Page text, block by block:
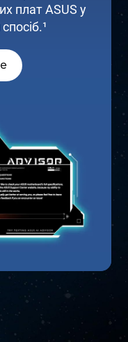
плат ASUS у
1